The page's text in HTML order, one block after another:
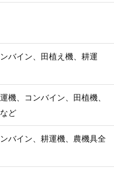
バイン、田植え機、耕運
機、コンバイン、田植機、
ど
バイン、耕運機、農機具全